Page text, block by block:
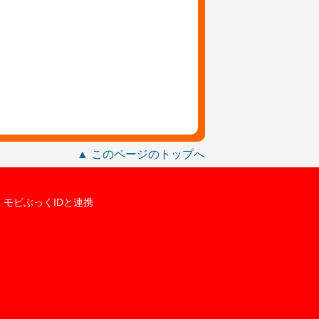
▲ このページのトップへ
モビぶっくIDと連携